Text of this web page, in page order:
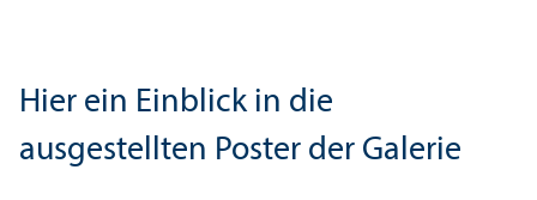
Hier ein Einblick in die
ausgestellten Poster der Galerie